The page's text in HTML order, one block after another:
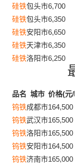
硅铁包头市6,700
硅铁包头市6,350
硅铁安阳市6,650
硅铁天津市6,350
硅铁洛阳市6,250
品名 城市 价格(元
钨铁成都市164,500
钨铁武汉市165,500
钨铁洛阳市165,500
钨铁安阳市164,500
钨铁济南市165,000